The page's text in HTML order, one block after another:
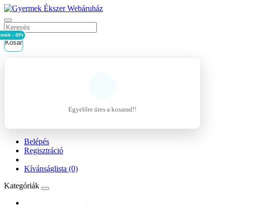
Kosár
- 0Ft
Egyelőre üres a kosarad!!
Belépés
Regisztráció
Kívánságlista (0)
Kategóriák